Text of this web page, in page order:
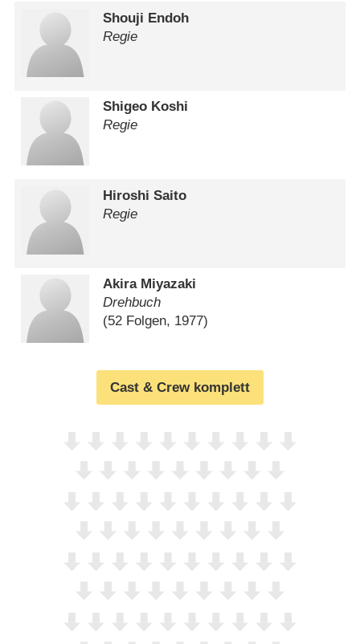
Shouji Endoh
Regie
Shigeo Koshi
Regie
Hiroshi Saito
Regie
Akira Miyazaki
Drehbuch
(52 Folgen, 1977)
Cast & Crew komplett